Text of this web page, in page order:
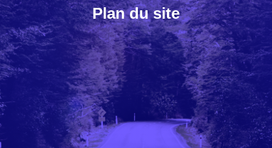
Plan du site